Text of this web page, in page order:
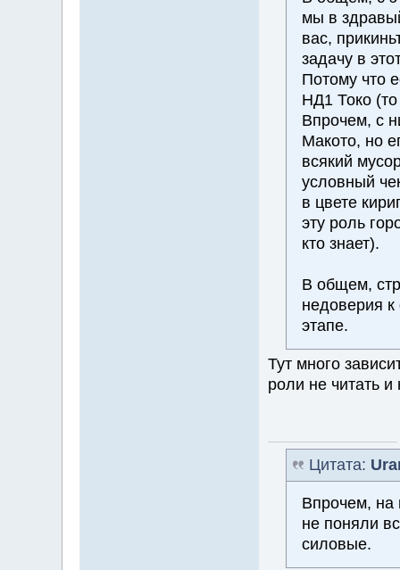
мы в
вас,
задачу в
Потому что
НД1 Токо
Впрочем, с
Макото, но
всякий
условный
в цвете
эту роль
кто знает).
В общем,
недоверия
этапе.
Тут много
роли не читать
Цитата:
Впрочем, на
не поняли
силовые.